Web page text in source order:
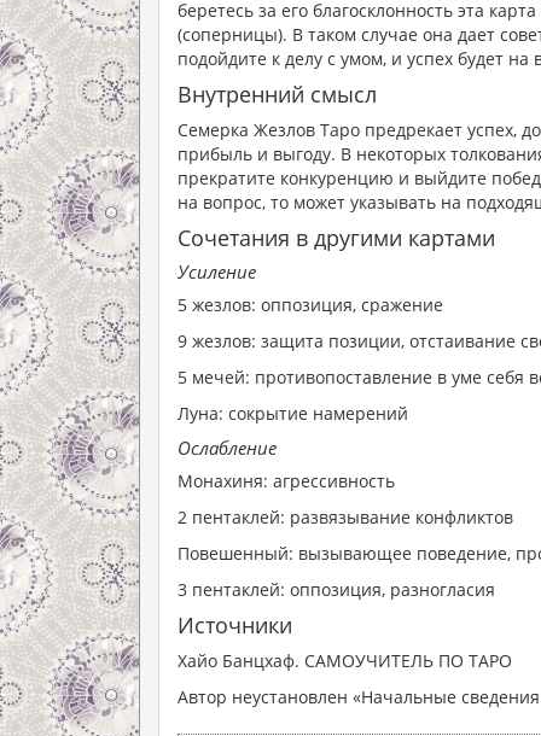
беретесь за его благосклонность эта
(соперницы). В таком случае она дает
подойдите к делу с умом, и успех будет на
Внутренний смысл
Семерка Жезлов Таро предрекает успех,
прибыль и выгоду. В некоторых
прекратите конкуренцию и выйдите
на вопрос, то может указывать на
Сочетания в другими картами
Усиление
5 жезлов: оппозиция, сражение
9 жезлов: защита позиции, отстаивание
5 мечей: противопоставление в уме себя
Луна: сокрытие намерений
Ослабление
Монахиня: агрессивность
2 пентаклей: развязывание конфликтов
Повешенный: вызывающее поведение,
3 пентаклей: оппозиция, разногласия
Источники
Хайо Банцхаф. САМОУЧИТЕЛЬ ПО ТАРО
Автор неустановлен «Начальные